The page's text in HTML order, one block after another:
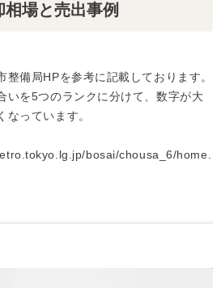
場と売出事例
備局HPを参考に記載しております。
いを5つのランクに分けて、数字が大
なっています。
bosai/chousa_6/home.